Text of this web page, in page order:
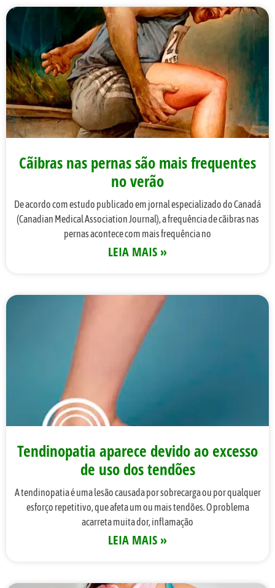
Cãibras nas pernas são mais frequentes
no verão
De acordo com estudo publicado em jornal especializado do Canadá
(Canadian Medical Association Journal), a frequência de cãibras nas
pernas acontece com mais frequência no
LEIA MAIS »
Tendinopatia aparece devido ao excesso
de uso dos tendões
A tendinopatia é uma lesão causada por sobrecarga ou por qualquer
esforço repetitivo, que afeta um ou mais tendões. O problema
acarreta muita dor, inflamação
LEIA MAIS »